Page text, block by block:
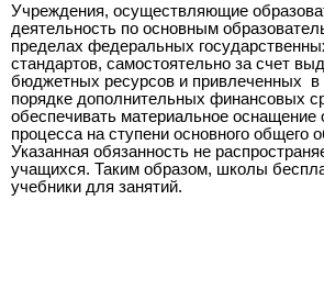
Учреждения, осуществляющие
деятельность по основным
пределах федеральных
стандартов, самостоятельно за счет
бюджетных ресурсов и привлеченных в
порядке дополнительных финансовых
обеспечивать материальное оснащение
процесса на ступени основного общего
Указанная обязанность не
учащихся. Таким образом, школы
учебники для занятий.